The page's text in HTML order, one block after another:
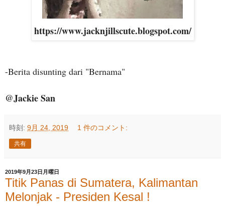
https://www.jacknjillscute.blogspot.com/
-Berita disunting dari "Bernama"
@Jackie San
時刻: 9月 24, 2019 1 件のコメント:
共有
2019年9月23日月曜日
Titik Panas di Sumatera, Kalimantan
Melonjak - Presiden Kesal !